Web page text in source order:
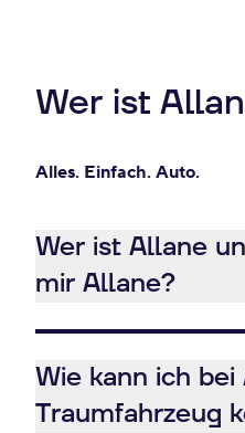
Wer ist
Alles. Einfach. Auto.
Wer ist Allane
mir Allane?
Wie kann ich
Traumfahrzeug